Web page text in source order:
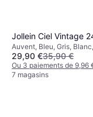
Jollein Ciel Vintage
Auvent, Bleu, Gris,
Turquoise, Beige,
Polyester, Nombre de
29,90 €35,90 €
Ou 3 paiements de 9,96
7 magasins